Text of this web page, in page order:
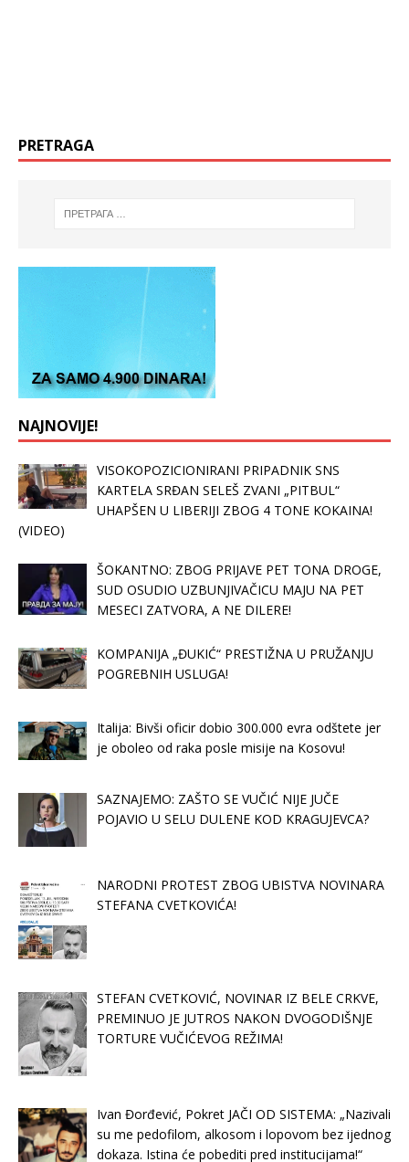
PRETRAGA
NAJNOVIJE!
VISOKOPOZICIONIRANI PRIPADNIK SNS
KARTELA SRĐAN SELEŠ ZVANI „PITBUL“
UHAPŠEN U LIBERIJI ZBOG 4 TONE KOKAINA!
(VIDEO)
ŠOKANTNO: ZBOG PRIJAVE PET TONA DROGE,
SUD OSUDIO UZBUNJIVAČICU MAJU NA PET
MESECI ZATVORA, A NE DILERE!
KOMPANIJA „ĐUKIĆ“ PRESTIŽNA U PRUŽANJU
POGREBNIH USLUGA!
Italija: Bivši oficir dobio 300.000 evra odštete jer
je oboleo od raka posle misije na Kosovu!
SAZNAJEMO: ZAŠTO SE VUČIĆ NIJE JUČE
POJAVIO U SELU DULENE KOD KRAGUJEVCA?
NARODNI PROTEST ZBOG UBISTVA NOVINARA
STEFANA CVETKOVIĆA!
STEFAN CVETKOVIĆ, NOVINAR IZ BELE CRKVE,
PREMINUO JE JUTROS NAKON DVOGODIŠNJE
TORTURE VUČIĆEVOG REŽIMA!
Ivan Đorđević, Pokret JAČI OD SISTEMA: „Nazivali
su me pedofilom, alkosom i lopovom bez ijednog
dokaza. Istina će pobediti pred institucijama!“